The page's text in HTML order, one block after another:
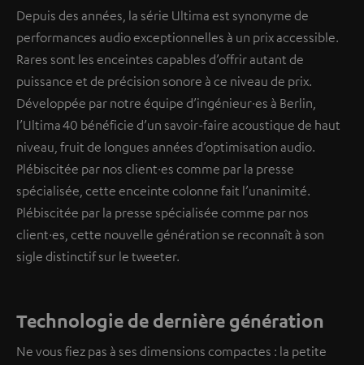
Depuis des années, la série Ultima est synonyme de
performances audio exceptionnelles à un prix accessible.
Rares sont les enceintes capables d’offrir autant de
puissance et de précision sonore à ce niveau de prix.
Développée par notre équipe d’ingénieur·es à Berlin,
l’Ultima 40 bénéficie d’un savoir-faire acoustique de haut
niveau, fruit de longues années d’optimisation audio.
Plébiscitée par nos client·es comme par la presse
spécialisée, cette enceinte colonne fait l’unanimité.
Plébiscitée par la presse spécialisée comme par nos
client·es, cette nouvelle génération se reconnaît à son
sigle distinctif sur le tweeter.
Technologie de dernière génération
Ne vous fiez pas à ses dimensions compactes : la petite